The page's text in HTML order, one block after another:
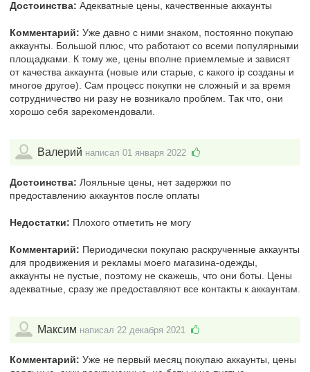
Достоинства: Адекватные цены, качественные аккаунты
Комментарий: Уже давно с ними знаком, постоянно покупаю
аккаунты. Большой плюс, что работают со всеми популярными
площадками. К тому же, цены вполне приемлемые и зависят
от качества аккаунта (новые или старые, с какого ip созданы и
многое другое). Сам процесс покупки не сложный и за время
сотрудничество ни разу не возникало проблем. Так что, они
хорошо себя зарекомендовали.
Валерий написал 01 января 2022
Достоинства: Лояльные цены, нет задержки по
предоставлению аккаунтов после оплаты
Недостатки: Плохого отметить не могу
Комментарий: Периодически покупаю раскрученные аккаунты
для продвижения и рекламы моего магазина-одежды,
аккаунты не пустые, поэтому не скажешь, что они боты. Цены
адекватные, сразу же предоставляют все контакты к аккаунтам.
Максим написал 22 декабря 2021
Комментарий: Уже не первый месяц покупаю аккаунты, цены